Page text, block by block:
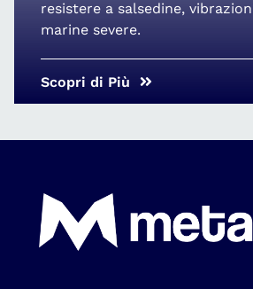
resistere a salsedine,
marine severe.
Scopri di Più